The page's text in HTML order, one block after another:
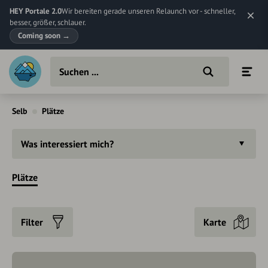
HEY Portale 2.0Wir bereiten gerade unseren Relaunch vor - schneller,
besser, größer, schlauer.
Coming soon →
Selb Plätze
Was interessiert mich?
Plätze
Filter Karte